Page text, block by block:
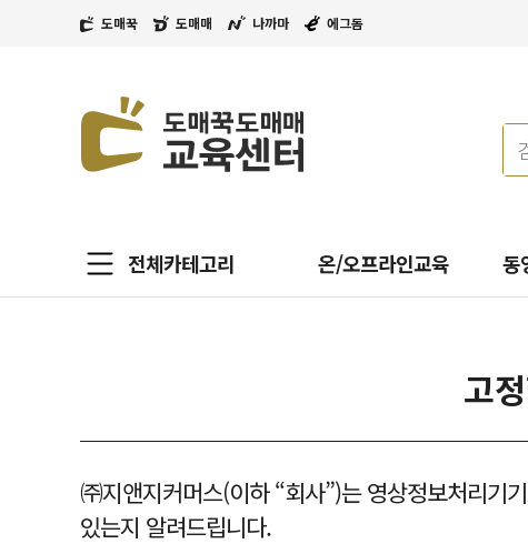
도매꾹 도매매 나까마 에그돔
전체카테고리 온/오프라인교육 동
고
㈜지앤지커머스(이하 “회사”)는 영상정보처리기
있는지 알려드립니다.